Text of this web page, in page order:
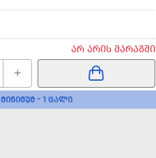
ᲐᲠ ᲐᲠᲘᲡ ᲛᲐᲠᲐᲒᲨᲘ
+
ᲛᲘᲜᲘᲛᲣᲛ - 1 ᲪᲐᲚᲘ